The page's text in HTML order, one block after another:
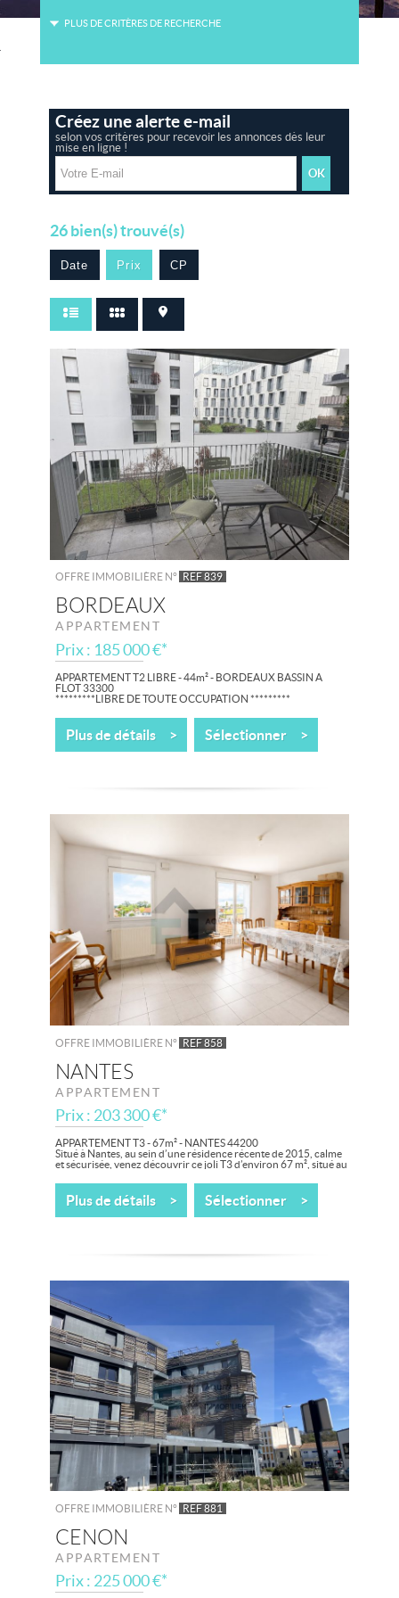
PLUS DE CRITÈRES DE RECHERCHE
Créez une alerte e-mail
selon vos critères pour recevoir les annonces dès leur
mise en ligne !
26bien(s) trouvé(s)
Date Prix CP
OFFRE IMMOBILIÈRE N° REF 839
BORDEAUX
APPARTEMENT
Prix : 185 000 €*
APPARTEMENT T2 LIBRE - 44m² - BORDEAUX BASSIN A
FLOT 33300
*********LIBRE DE TOUTE OCCUPATION *********
A proximité directe de la Cité du Vin, à 2 minutes à pied de
l'arrêt de tramway La Cité du Vin et...
Plus de détails > Sélectionner >
OFFRE IMMOBILIÈRE N° REF 858
NANTES
APPARTEMENT
Prix : 203 300 €*
APPARTEMENT T3 - 67m² - NANTES 44200
Situé à Nantes, au sein d’une résidence récente de 2015, calme
et sécurisée, venez découvrir ce joli T3 d’environ 67 m², situé au
Il...Plus de détails > Sélectionner >
OFFRE IMMOBILIÈRE N° REF 881
CENON
APPARTEMENT
Prix : 225 000 €*